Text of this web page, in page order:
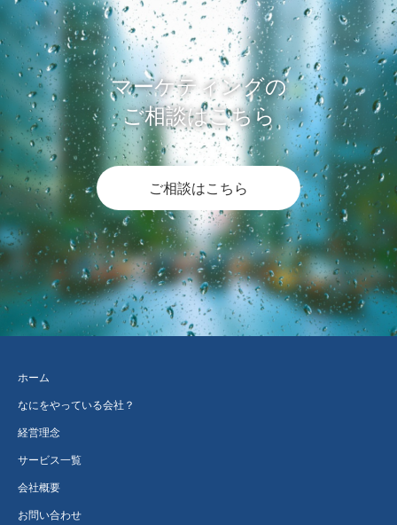
マーケティングの
ご相談はこちら
ご相談はこちら
ホーム
なにをやっている会社？
経営理念
サービス一覧
会社概要
お問い合わせ